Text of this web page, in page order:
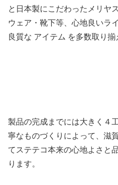
と日本製にこだわったメリヤ
ウェア・靴下等、心地良いラ
良質な アイテム を多数取り揃
製品の完成までには大きく４
寧なものづくりによって、滋
てステテコ本来の心地よさと
ります。